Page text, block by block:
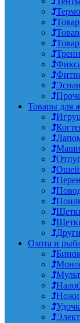
Товары для
Охота и
Ножи